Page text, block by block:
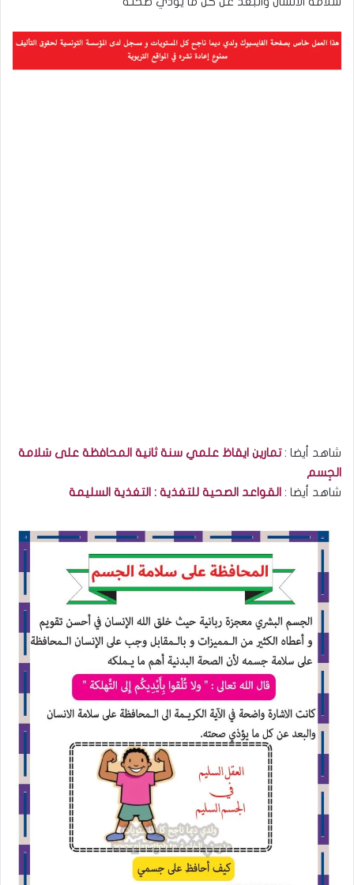
شاهد أيضا :تمارين ايقاظ علمي سنة ثانية المحافظة على سَلامة
الجِسم
شاهد أيضا : القواعد الصحية للتغذية : التغذية السليمة